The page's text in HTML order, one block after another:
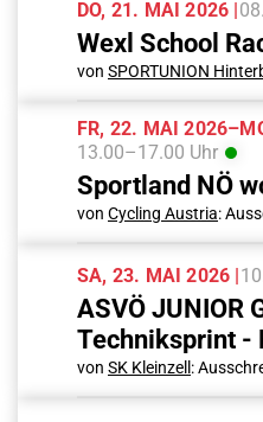
DO, 21. MAI 2026 |
Wexl School
von SPORTUNION
FR, 22. MAI
13.00–17.00 Uhr
Sportland NÖ
von Cycling Austria:
SA, 23. MAI 2026 |
ASVÖ JUNIOR
Techniksprint -
von SK Kleinzell :